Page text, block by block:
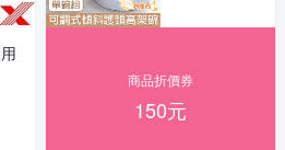
商品折價券
150元